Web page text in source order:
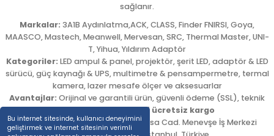
Bu internet sitesinde, kullanıcı deneyimini
geliştirmek ve internet sitesinin verimli
sağlanır.
Markalar: 3A1B Aydınlatma,ACK, CLASS, Finder FNIRSI, Goya,
MAASCO, Mastech, Meanwell, Mervesan, SRC, Thermal Master, UNI-
T, Yihua, Yıldırım Adaptör
Kategoriler: LED ampul & panel, projektör, şerit LED, adaptör & LED
sürücü, güç kaynağı & UPS, multimetre & pensampermetre, termal
kamera, lazer mesafe ölçer ve aksesuarlar
Avantajlar: Orijinal ve garantili ürün, güvenli ödeme (SSL), teknik
destek,5.000 TL üzeri ücretsiz kargo
Adres: Emekyemez Mah. Okçumusa Cad. Menevşe İş Merkezi